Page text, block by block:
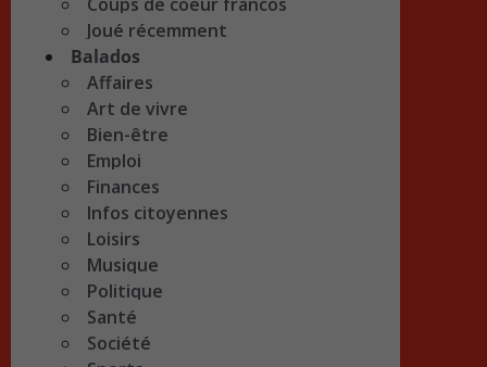
Joué récemment
Balados
Affaires
Art de vivre
Bien-être
Emploi
Finances
Infos citoyennes
Loisirs
Musique
Politique
Santé
Société